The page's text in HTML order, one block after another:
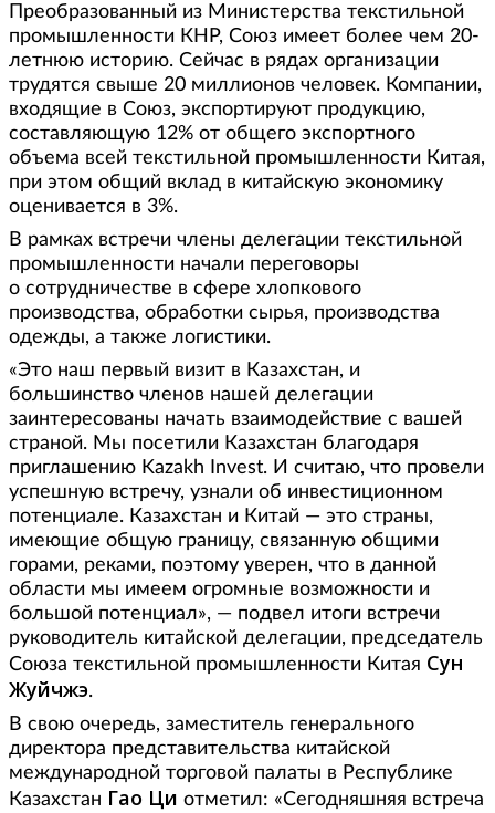
Преобразованный из Министерства текстильной
промышленности КНР, Союз имеет более чем 20-
летнюю историю. Сейчас в рядах организации
трудятся свыше 20 миллионов человек. Компании,
входящие в Союз, экспортируют продукцию,
составляющую 12% от общего экспортного
объема всей текстильной промышленности Китая,
при этом общий вклад в китайскую экономику
оценивается в 3%.
В рамках встречи члены делегации текстильной
промышленности начали переговоры
о сотрудничестве в сфере хлопкового
производства, обработки сырья, производства
одежды, а также логистики.
«Это наш первый визит в Казахстан, и
большинство членов нашей делегации
заинтересованы начать взаимодействие с вашей
страной. Мы посетили Казахстан благодаря
приглашению Kazakh Invest. И считаю, что провели
успешную встречу, узнали об инвестиционном
потенциале. Казахстан и Китай — это страны,
имеющие общую границу, связанную общими
горами, реками, поэтому уверен, что в данной
области мы имеем огромные возможности и
большой потенциал», — подвел итоги встречи
руководитель китайской делегации, председатель
Союза текстильной промышленности Китая Сун
Жуйчжэ.
В свою очередь, заместитель генерального
директора представительства китайской
международной торговой палаты в Республике
Казахстан Гао Ци отметил: «Сегодняшняя встреча